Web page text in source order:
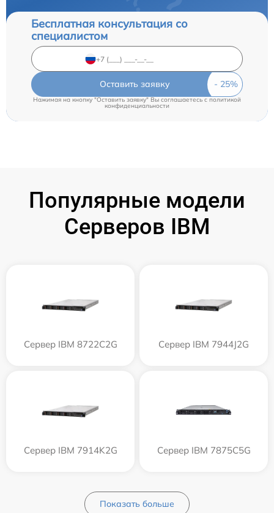
Бесплатная консультация со
специалистом
Оставить заявку
Нажимая на кнопку "Оставить заявку" Вы соглашаетесь c политикой
конфиденциальности
Популярные модели
Серверов IBM
Сервер IBM 8722C2G Сервер IBM 7944J2G
Сервер IBM 7914K2G Сервер IBM 7875C5G
Показать больше